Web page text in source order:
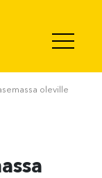
oleville